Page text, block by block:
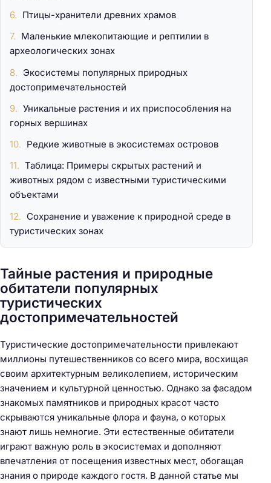
Тайные растения и природные
обитатели популярных
туристических
достопримечательностей
Туристические достопримечательности привлекают
миллионы путешественников со всего мира, восхищая
своим архитектурным великолепием, историческим
значением и культурной ценностью. Однако за фасадом
знакомых памятников и природных красот часто
скрываются уникальные флора и фауна, о которых
знают лишь немногие. Эти естественные обитатели
играют важную роль в экосистемах и дополняют
впечатления от посещения известных мест, обогащая
знания о природе каждого гостя. В данной статье мы
Птицы-хранители древних храмов
Маленькие млекопитающие и рептилии в
археологических зонах
Экосистемы популярных природных
достопримечательностей
Уникальные растения и их приспособления на
горных вершинах
Редкие животные в экосистемах островов
Таблица: Примеры скрытых растений и
животных рядом с известными туристическими
объектами
Сохранение и уважение к природной среде в
туристических зонах